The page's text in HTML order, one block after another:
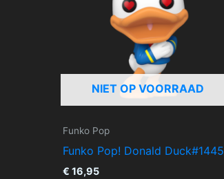
NIET OP VOORRAAD
Funko Pop
Funko Pop! Donald Duck#1445
€ 16,95